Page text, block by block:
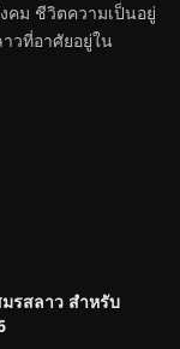
คม ชีวิตความเป็นอยู่
วที่อาศัยอยู่ใน
รสลาว สำหรับ